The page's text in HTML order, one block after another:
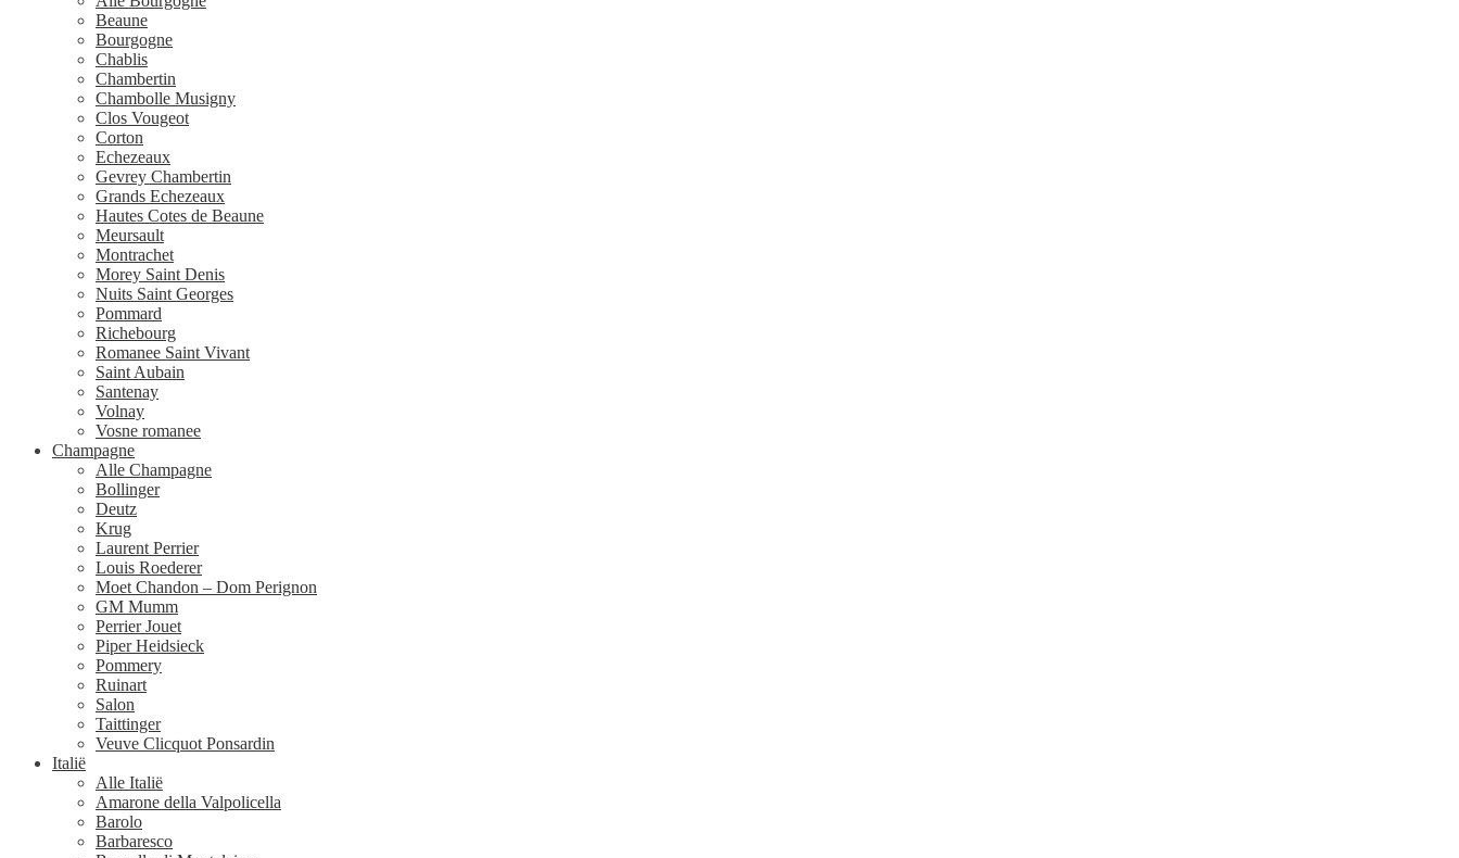
Beaune
Bourgogne
Chablis
Chambertin
Chambolle Musigny
Clos Vougeot
Corton
Echezeaux
Gevrey Chambertin
Grands Echezeaux
Hautes Cotes de Beaune
Meursault
Montrachet
Morey Saint Denis
Nuits Saint Georges
Pommard
Richebourg
Romanee Saint Vivant
Saint Aubain
Santenay
Volnay
Vosne romanee
Champagne
Alle Champagne
Bollinger
Deutz
Krug
Laurent Perrier
Louis Roederer
Moet Chandon – Dom Perignon
GM Mumm
Perrier Jouet
Piper Heidsieck
Pommery
Ruinart
Salon
Taittinger
Veuve Clicquot Ponsardin
Italië
Alle Italië
Amarone della Valpolicella
Barolo
Barbaresco